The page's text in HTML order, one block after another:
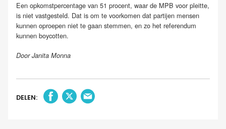
Een opkomstpercentage van 51 procent, waar de MPB voor pleitte,
is niet vastgesteld. Dat is om te voorkomen dat partijen mensen
kunnen oproepen niet te gaan stemmen, en zo het referendum
kunnen boycotten.
Door Janita Monna
DELEN: